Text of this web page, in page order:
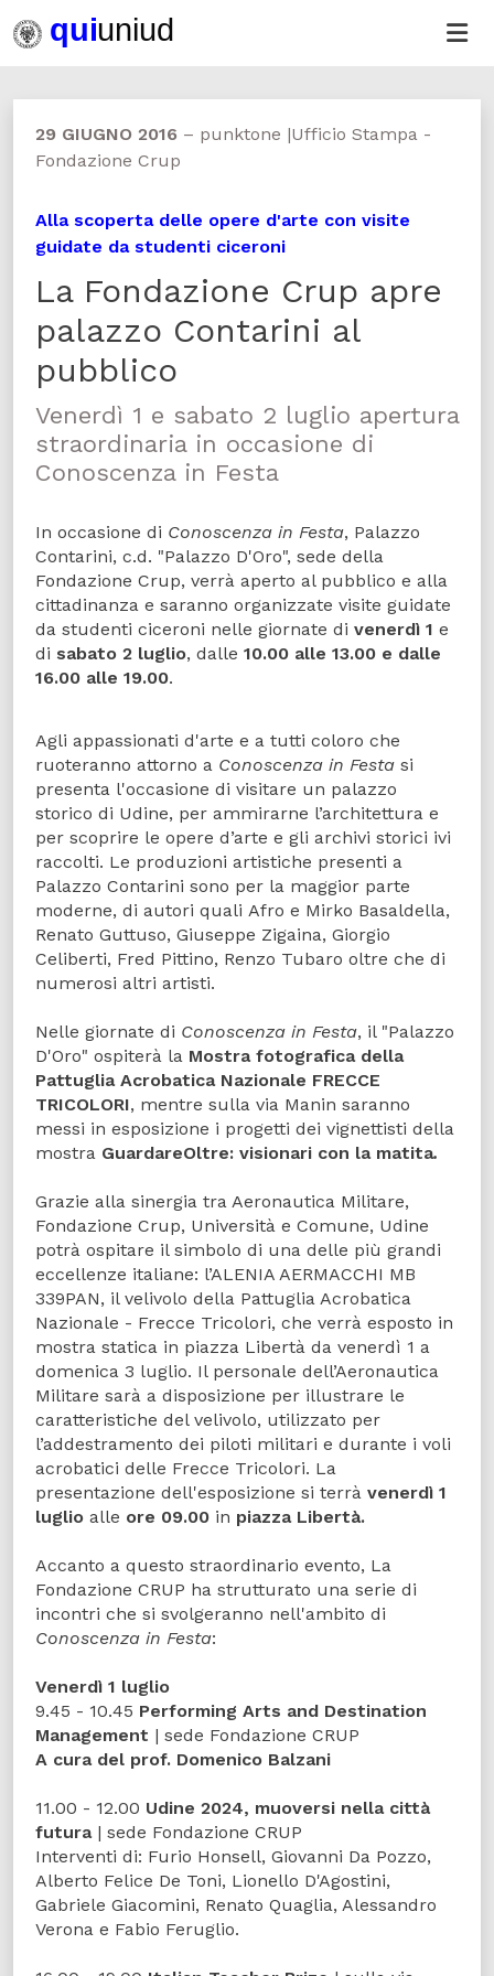
29 GIUGNO 2016 – punktone |Ufficio Stampa -
Fondazione Crup
Alla scoperta delle opere d'arte con visite
guidate da studenti ciceroni
La Fondazione Crup apre
palazzo Contarini al
pubblico
Venerdì 1 e sabato 2 luglio apertura
straordinaria in occasione di
Conoscenza in Festa
In occasione di Conoscenza in Festa, Palazzo
Contarini, c.d. "Palazzo D'Oro", sede della
Fondazione Crup, verrà aperto al pubblico e alla
cittadinanza e saranno organizzate visite guidate
da studenti ciceroni nelle giornate di venerdì 1 e
di sabato 2 luglio, dalle 10.00 alle 13.00 e dalle
16.00 alle 19.00.
Agli appassionati d'arte e a tutti coloro che
ruoteranno attorno a Conoscenza in Festa si
presenta l'occasione di visitare un palazzo
storico di Udine, per ammirarne l’architettura e
per scoprire le opere d’arte e gli archivi storici ivi
raccolti. Le produzioni artistiche presenti a
Palazzo Contarini sono per la maggior parte
moderne, di autori quali Afro e Mirko Basaldella,
Renato Guttuso, Giuseppe Zigaina, Giorgio
Celiberti, Fred Pittino, Renzo Tubaro oltre che di
numerosi altri artisti.
Nelle giornate di Conoscenza in Festa, il "Palazzo
D'Oro" ospiterà la Mostra fotografica della
Pattuglia Acrobatica Nazionale FRECCE
TRICOLORI, mentre sulla via Manin saranno
messi in esposizione i progetti dei vignettisti della
mostra GuardareOltre: visionari con la matita.
Grazie alla sinergia tra Aeronautica Militare,
Fondazione Crup, Università e Comune, Udine
potrà ospitare il simbolo di una delle più grandi
eccellenze italiane: l’ALENIA AERMACCHI MB
339PAN, il velivolo della Pattuglia Acrobatica
Nazionale - Frecce Tricolori, che verrà esposto in
mostra statica in piazza Libertà da venerdì 1 a
domenica 3 luglio. Il personale dell’Aeronautica
Militare sarà a disposizione per illustrare le
caratteristiche del velivolo, utilizzato per
l’addestramento dei piloti militari e durante i voli
acrobatici delle Frecce Tricolori. La
presentazione dell'esposizione si terrà venerdì 1
luglio alle ore 09.00 in piazza Libertà.
Accanto a questo straordinario evento, La
Fondazione CRUP ha strutturato una serie di
incontri che si svolgeranno nell'ambito di
Conoscenza in Festa:
Venerdì 1 luglio
9.45 - 10.45 Performing Arts and Destination
Management | sede Fondazione CRUP
A cura del prof. Domenico Balzani
11.00 - 12.00 Udine 2024, muoversi nella città
futura | sede Fondazione CRUP
Interventi di: Furio Honsell, Giovanni Da Pozzo,
Alberto Felice De Toni, Lionello D'Agostini,
Gabriele Giacomini, Renato Quaglia, Alessandro
Verona e Fabio Feruglio.